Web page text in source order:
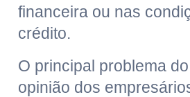
financeira ou nas
crédito.
O principal problema
opinião dos